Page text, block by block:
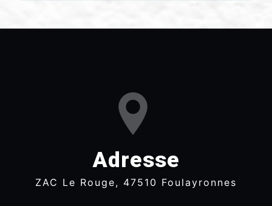
Adresse
ZAC Le Rouge, 47510 Foulayronnes